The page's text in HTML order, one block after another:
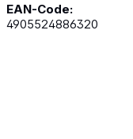
EAN-Code:
4905524886320